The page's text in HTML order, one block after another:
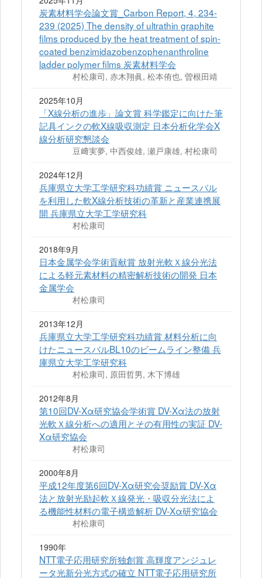
炭素材料学会論文賞_Carbon Report, 4, 234-
239 (2025) The density of ultrathin graphite
films produced by the heat treatment of spin-
coated benzimidazobenzophenanthroline
ladder polymer films 炭素材料学会
村松康司, 赤木翔眞, 松本侑也, 曽根田靖
2025年10月
「X線分析の進歩」論文賞 科学鑑定に向けた筆
記具インクの軟X線吸収測定 日本分析化学会X
線分析研究懇談会
豆﨑実夢, 中西俊雄, 瀬戸康雄, 村松康司
2024年12月
兵庫県立大学工学研究科功績賞 ニュースバル
を利用した軟X線分析技術の革新と産業連携展
開 兵庫県立大学工学研究科
村松康司
2018年9月
日本金属学会学術貢献賞 放射光軟Ｘ線分光法
による軽元素材料の精密解析技術の開発 日本
金属学会
村松康司
2013年12月
兵庫県立大学工学研究科功績賞 材料分析に向
けたニュースバルBL10のビームライン整備 兵
庫県立大学工学研究科
村松康司, 原田哲男, 木下博雄
2012年8月
第10回DV-Xα研究協会学術賞 DV-Xα法の放射
光軟Ｘ線分析への適用とその有用性の実証 DV-
Xα研究協会
村松康司
2000年8月
平成12年度第6回DV-Xα研究会奨励賞 DV-Xα
法と放射光励起軟Ｘ線発光・吸収分光法によ
る機能性材料の電子構造解析 DV-Xα研究協会
村松康司
1990年
NTT電子応用研究所独創賞 高輝度アンジュレ
ータ光新分光方式の確立 NTT電子応用研究所